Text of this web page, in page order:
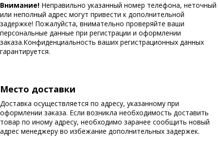
Внимание! Неправильно указанный номер телефона, неточный
или неполный адрес могут привести к дополнительной
задержке! Пожалуйста, внимательно проверяйте ваши
персональные данные при регистрации и оформлении
заказа.Конфиденциальность ваших регистрационных данных
гарантируется.
Место доставки
Доставка осуществляется по адресу, указанному при
оформлении заказа. Если возникла необходимость доставить
товар по иному адресу, необходимо заранее сообщить новый
адрес менеджеру во избежание дополнительных задержек.